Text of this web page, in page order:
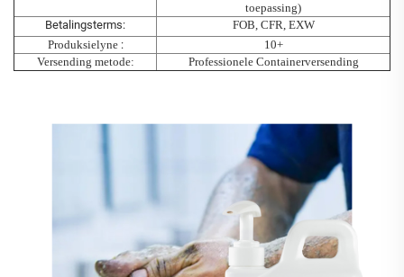
toepassing)
Betalingsterms:
FOB, CFR, EXW
Produksielyne :
10+
Versending metode:
Professionele Containerversending